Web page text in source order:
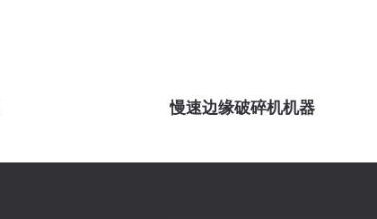
慢速边缘破碎机机器